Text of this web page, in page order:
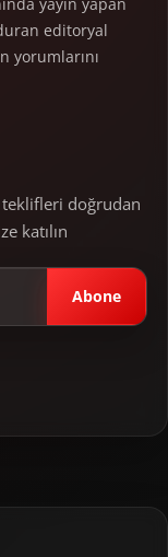
editoryal
yorumlarını
doğrudan
katılın
Abone